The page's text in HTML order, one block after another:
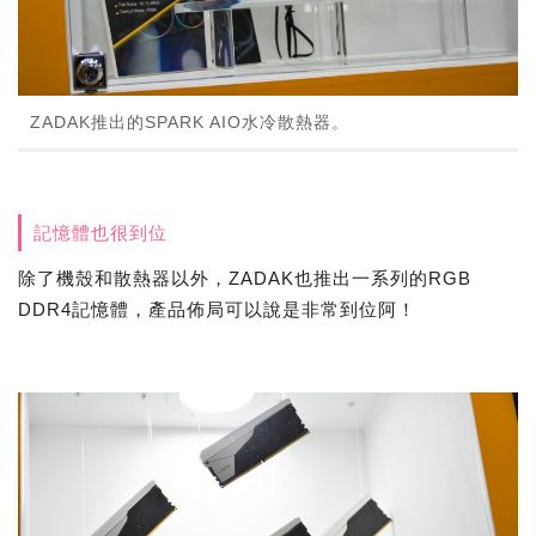
ZADAK推出的SPARK AIO水冷散熱器。
記憶體也很到位
除了機殼和散熱器以外，ZADAK也推出一系列的RGB
DDR4記憶體，產品佈局可以說是非常到位阿！